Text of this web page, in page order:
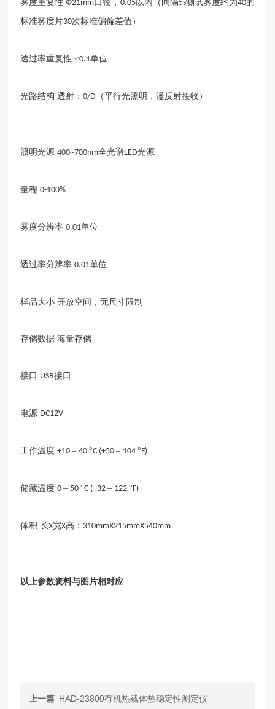
雾度重复性 Φ21mm口径， 0.05以内（间隔5s测试雾度约为40的
标准雾度片30次标准偏偏差值）
透过率重复性 ≤0.1单位
光路结构 透射：0/D （平行光照明，漫反射接收）
照明光源 400~700nm全光谱LED光源
量程 0-100%
雾度分辨率 0.01单位
透过率分辨率 0.01单位
样品大小 开放空间，无尺寸限制
存储数据 海量存储
接口 USB接口
电源 DC12V
工作温度 +10–40°C (+50– 104° F)
储藏温度 0– 50°C (+32– 122° F)
体积 长X宽X高： 310mmX215mmX540mm
以上参数资料与图片相对应
上一篇 HAD-23800有机热载体热稳定性测定仪